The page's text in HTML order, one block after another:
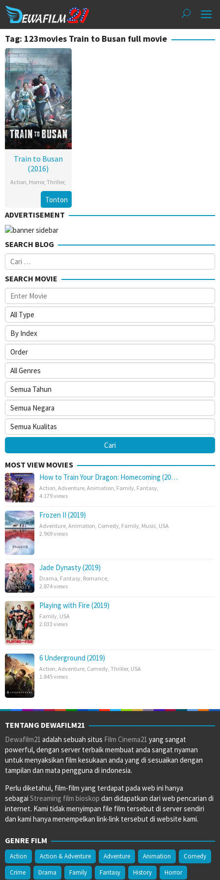
Loncat
ke
konten
Tag: 123movies Train to Busan full movie
Train to Busan
(2016)
Action, Horror,Thriller,
Tonton
ADVERTISEMENT
SEARCH BLOG
Cari
untuk:
SEARCH MOVIE
MOST VIEW MOVIES
How to Train Your Dragon: Homecoming (20…
Action, Adventure, Animation, Family, Fantasy,
4.179 views
Frozen II (2019)
Adventure, Animation, Comedy, Family, Music, USA
2.969 views
Jade Dynasty (2019)
Drama, Fantasy, Romance,
2.874 views
Playing with Fire (2019)
Family, USA
2.033 views
6 Underground (2019)
Action, Adventure, Comedy, Thriller, USA
1.845 views
TENTANG DEWAFILM21
Dewafilm21 adalah sebuah situs Film Cinema21 yang sangat
powerful, dengan server terbaik membuat anda sangat nyaman
untuk menyaksikan film kesukaan anda yang di sesuaikan dengan
tampilan dan mata pengguna di indonesia.
Perlu diketahui, film-film yang terdapat pada web ini hanya
sebagai Streaming film bioskop dan didapatkan dari web pencarian di
internet. Kami tidak menyimpan file film tersebut di server sendiri
dan kami hanya menempelkan link-link tersebut di website kami.
GENRE FILM
Action Action & Adventure Adventure Animation
Comedy
Crime
Drama Family Fantasy History Horror